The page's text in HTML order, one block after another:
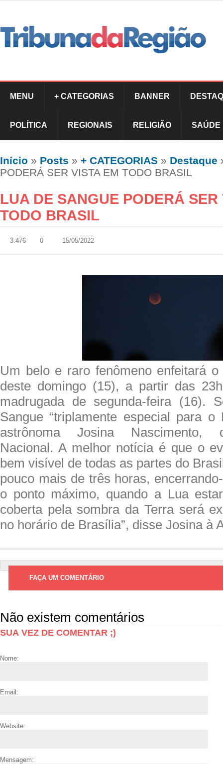
MENU + CATEGORIAS BANNER
POLÍTICA REGIONAIS RELIGIÃO SAÚDE
Início » Posts » + CATEGORIAS » Destaque
PODERÁ SER VISTA EM TODO BRASIL
LUA DE SANGUE PODERÁ SER
TODO BRASIL
3.476 0 15/05/2022
Um belo e raro fenômeno enfeitará
deste domingo (15), a partir das
madrugada de segunda-feira (16).
Sangue “triplamente especial para o
astrônoma Josina Nascimento,
Nacional. A melhor notícia é que o
bem visível de todas as partes do
pouco mais de três horas,
o ponto máximo, quando a Lua
coberta pela sombra da Terra será
no horário de Brasília”, disse Josina à
FAÇA UM COMENTÁRIO
Não existem comentários
SUA VEZ DE COMENTAR ;)
Nome:
Email:
Website:
Mensagem: